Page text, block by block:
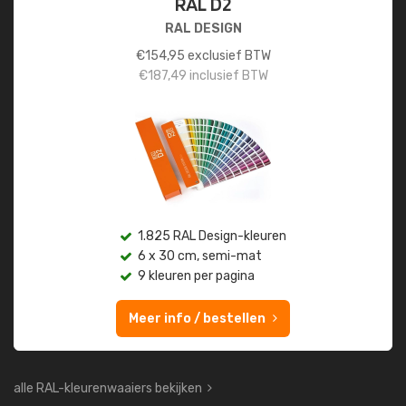
RAL DESIGN
€154,95 exclusief BTW
€187,49 inclusief BTW
1.825 RAL Design-kleuren
6 x 30 cm, semi-mat
9 kleuren per pagina
Meer info / bestellen
alle RAL-kleurenwaaiers bekijken